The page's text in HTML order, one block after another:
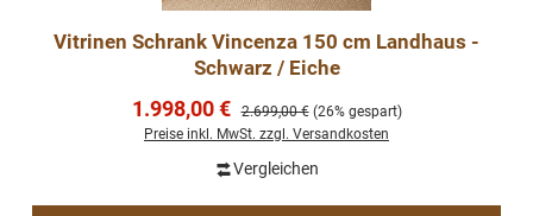
Vitrinen Schrank Vincenza 150 cm Landhaus -
Schwarz / Eiche
Verkaufspreis:
1.998,00 € Regulärer Preis:
2.699,00 € (26% gespart)
Preise inkl. MwSt. zzgl. Versandkosten
Vergleichen